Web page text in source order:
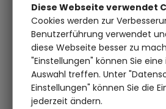
- Trinkflasche
Das von Ihnen gesuchte
nicht mehr vorhanden
Diese Webseite verwendet
Cookies werden zur
Benutzerführung verwendet
diese Webseite besser zu
"Einstellungen" können Sie
Auswahl treffen. Unter
Einstellungen" können Sie die
jederzeit ändern.